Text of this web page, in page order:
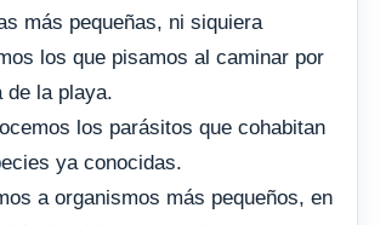
más pequeñas, ni siquiera
los que pisamos al caminar por
de la playa.
los parásitos que cohabitan
ya conocidas.
a organismos más pequeños, en